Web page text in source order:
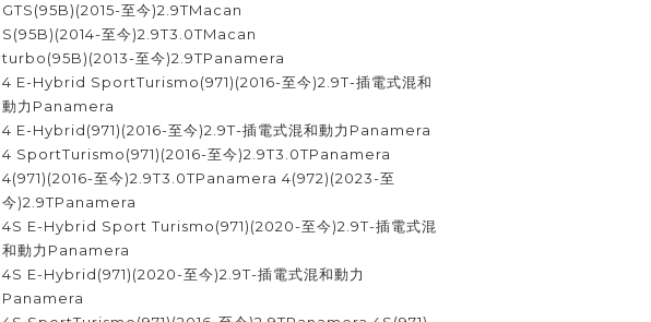
GTS(95B)(2015-至今)2.9TMacan
S(95B)(2014-至今)2.9T3.0TMacan
turbo(95B)(2013-至今)2.9TPanamera
4 E-Hybrid SportTurismo(971)(2016-至今)2.9T-插電式混和
動力Panamera
4 E-Hybrid(971)(2016-至今)2.9T-插電式混和動力Panamera
4 SportTurismo(971)(2016-至今)2.9T3.0TPanamera
4(971)(2016-至今)2.9T3.0TPanamera 4(972)(2023-至
今)2.9TPanamera
4S E-Hybrid Sport Turismo(971)(2020-至今)2.9T-插電式混
和動力Panamera
4S E-Hybrid(971)(2020-至今)2.9T-插電式混和動力
Panamera